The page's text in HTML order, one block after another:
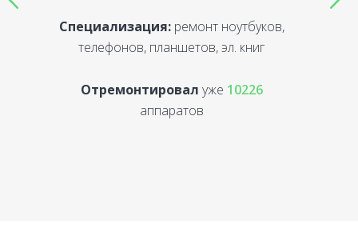
Специализация:ремонт ноутбуков,
телефонов, планшетов, эл. книг
Отремонтировал уже 10226
аппаратов